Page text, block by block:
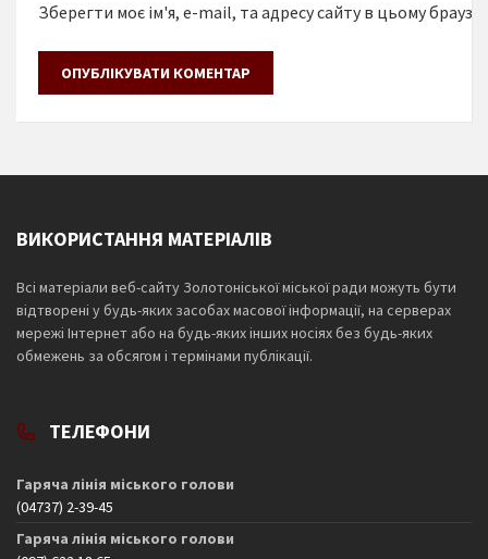
Зберегти моє ім'я, e-mail, та адресу сайту в цьому
ВИКОРИСТАННЯ МАТЕРІАЛІВ
Всі матеріали веб-сайту Золотоніської міської ради можуть бути
відтворені у будь-яких засобах масової інформації, на серверах
мережі Інтернет або на будь-яких інших носіях без будь-яких
обмежень за обсягом і термінами публікації.
ТЕЛЕФОНИ
Гаряча лінія міського голови
(04737) 2-39-45
Гаряча лінія міського голови